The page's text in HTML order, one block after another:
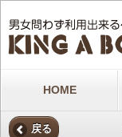
HOME
戻る